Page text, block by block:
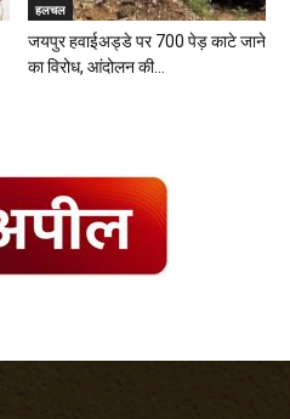
हलचल
जयपुर हवाईअड्डे पर 700 पेड़ काटे जाने
का विरोध, आंदोलन की...